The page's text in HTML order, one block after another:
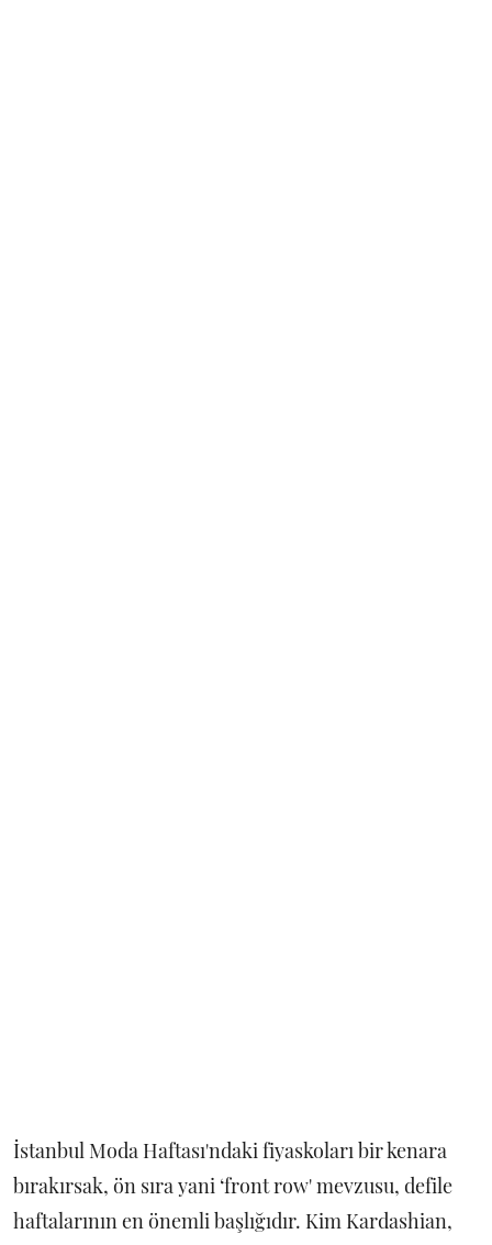
İstanbul Moda Haftası'ndaki fiyaskoları bir kenara
bırakırsak, ön sıra yani ‘front row' mevzusu, defile
haftalarının en önemli başlığıdır. Kim Kardashian,